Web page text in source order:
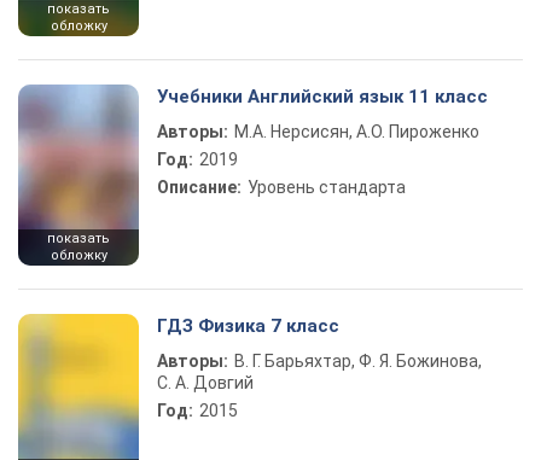
показать
обложку
показать
обложку
Учебники Английский язык 11 класс
Авторы: М.А. Нерсисян, А.О. Пироженко
Год: 2019
Описание: Уровень стандарта
ГДЗ Физика 7 класс
Авторы: В. Г. Барьяхтар, Ф. Я. Божинова,
С. А. Довгий
Год: 2015